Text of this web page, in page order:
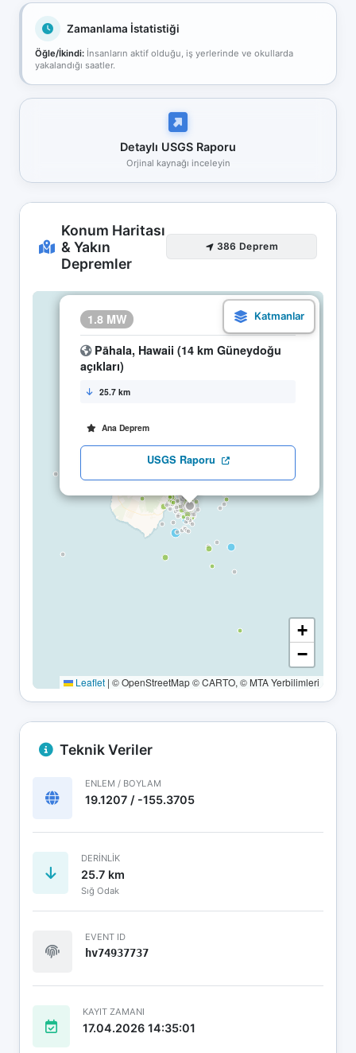
Zamanlama İstatistiği
Öğle/İkindi: İnsanların aktif olduğu, iş yerlerinde ve okullarda
yakalandığı saatler.
Detaylı USGS Raporu
Orjinal kaynağı inceleyin
Konum Haritası
& Yakın
Depremler
386 Deprem
1.8 MW 17.04 17:28
Pāhala, Hawaii (14 km Güneydoğu
açıkları)
25.7 km
Ana Deprem
USGS Raporu
×
+
−
Leaflet | © OpenStreetMap © CARTO, © MTA Yerbilimleri
Teknik Veriler
ENLEM / BOYLAM
19.1207 / -155.3705
DERINLIK
25.7 km
Sığ Odak
EVENT ID
hv74937737
KAYIT ZAMANI
17.04.2026 14:35:01